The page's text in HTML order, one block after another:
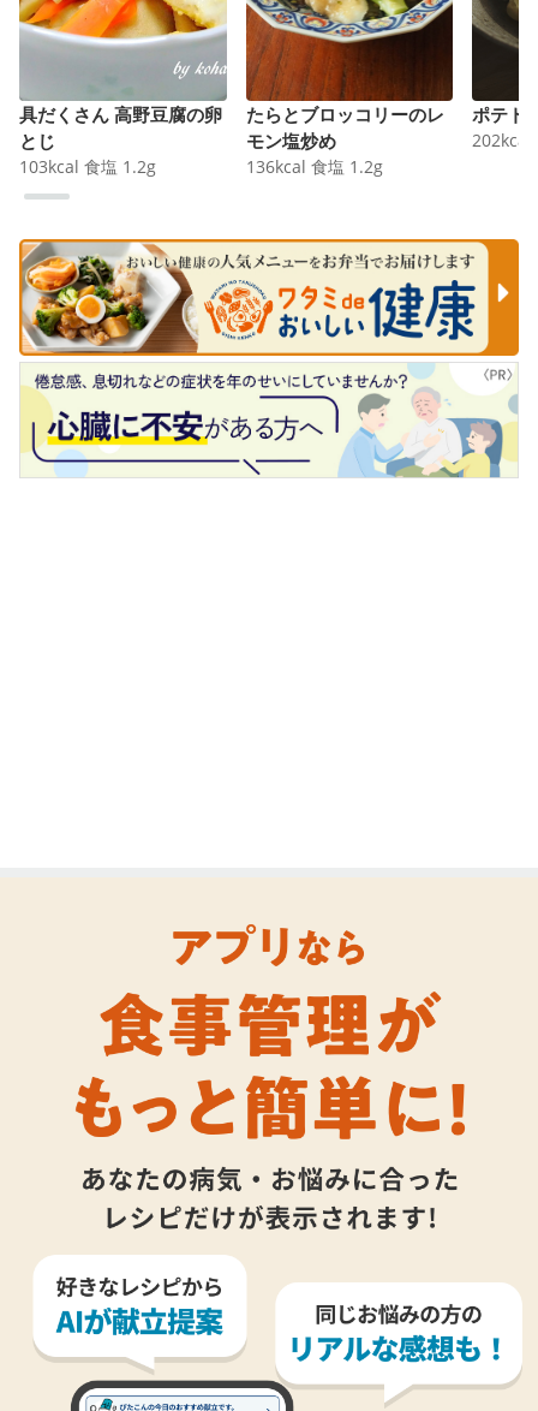
具だくさん 高野豆腐の卵
とじ
103kcal 食塩 1.2g
たらとブロッコリーのレ
モン塩炒め
136kcal 食塩 1.2g
ポテト
202kcal